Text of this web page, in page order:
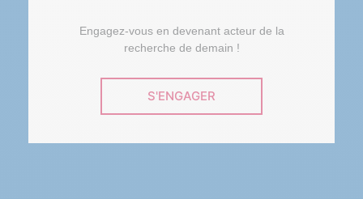
Engagez-vous en devenant acteur de la
recherche de demain !
S'ENGAGER